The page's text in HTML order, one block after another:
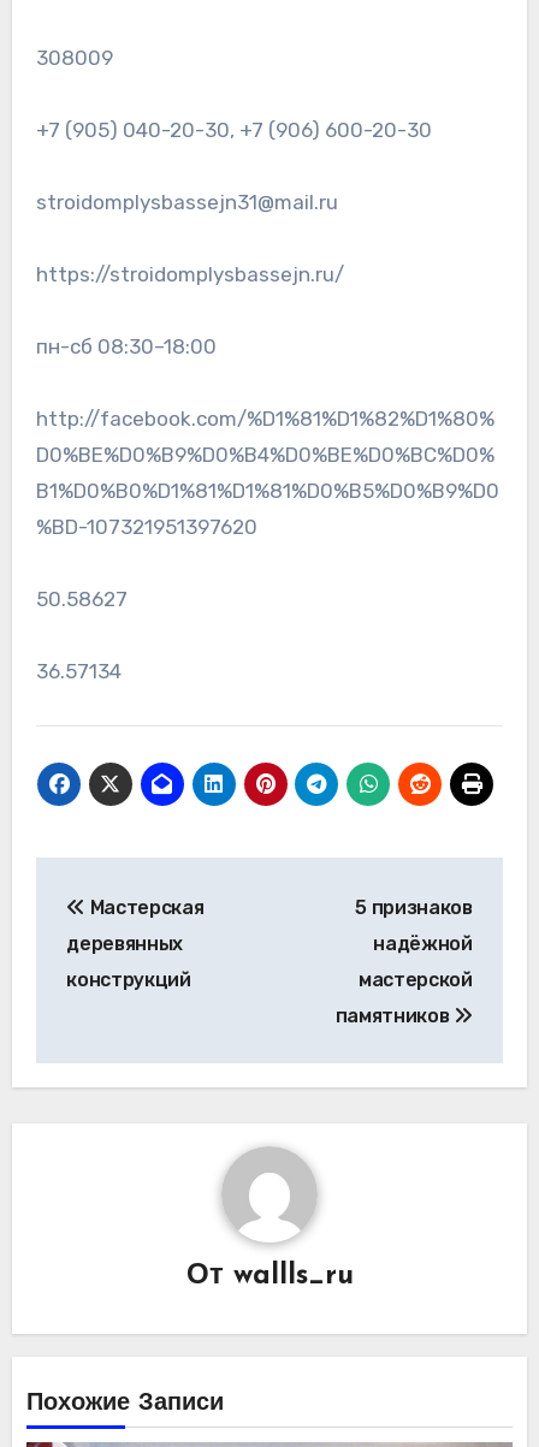
308009
+7 (905) 040-20-30, +7 (906) 600-20-30
stroidomplysbassejn31@mail.ru
https://stroidomplysbassejn.ru/
пн-сб 08:30–18:00
http://facebook.com/%D1%81%D1%82%D1%80%
D0%BE%D0%B9%D0%B4%D0%BE%D0%BC%D0%
B1%D0%B0%D1%81%D1%81%D0%B5%D0%B9%D0
%BD-107321951397620
50.58627
36.57134
по
записям
Мастерская
деревянных
конструкций
5 признаков
надёжной
мастерской
памятников
От wallls_ru
Похожие Записи